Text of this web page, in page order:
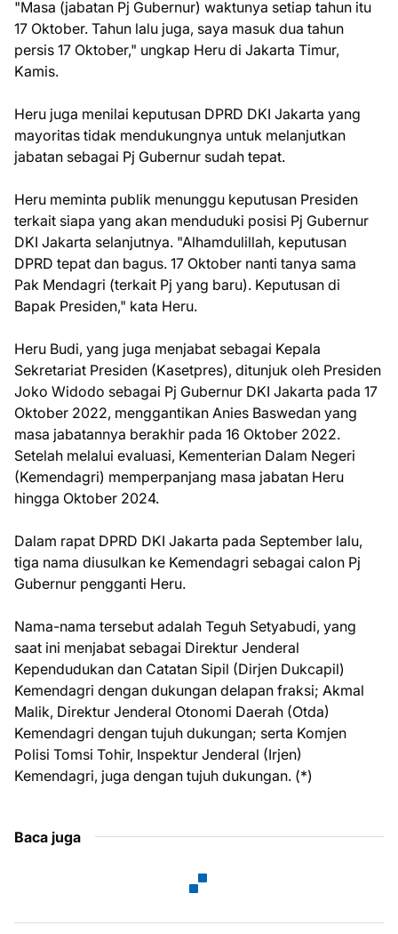
"Masa (jabatan Pj Gubernur) waktunya setiap tahun itu
17 Oktober. Tahun lalu juga, saya masuk dua tahun
persis 17 Oktober," ungkap Heru di Jakarta Timur,
Kamis.
Heru juga menilai keputusan DPRD DKI Jakarta yang
mayoritas tidak mendukungnya untuk melanjutkan
jabatan sebagai Pj Gubernur sudah tepat.
Heru meminta publik menunggu keputusan Presiden
terkait siapa yang akan menduduki posisi Pj Gubernur
DKI Jakarta selanjutnya. "Alhamdulillah, keputusan
DPRD tepat dan bagus. 17 Oktober nanti tanya sama
Pak Mendagri (terkait Pj yang baru). Keputusan di
Bapak Presiden," kata Heru.
Heru Budi, yang juga menjabat sebagai Kepala
Sekretariat Presiden (Kasetpres), ditunjuk oleh Presiden
Joko Widodo sebagai Pj Gubernur DKI Jakarta pada 17
Oktober 2022, menggantikan Anies Baswedan yang
masa jabatannya berakhir pada 16 Oktober 2022.
Setelah melalui evaluasi, Kementerian Dalam Negeri
(Kemendagri) memperpanjang masa jabatan Heru
hingga Oktober 2024.
Dalam rapat DPRD DKI Jakarta pada September lalu,
tiga nama diusulkan ke Kemendagri sebagai calon Pj
Gubernur pengganti Heru.
Nama-nama tersebut adalah Teguh Setyabudi, yang
saat ini menjabat sebagai Direktur Jenderal
Kependudukan dan Catatan Sipil (Dirjen Dukcapil)
Kemendagri dengan dukungan delapan fraksi; Akmal
Malik, Direktur Jenderal Otonomi Daerah (Otda)
Kemendagri dengan tujuh dukungan; serta Komjen
Polisi Tomsi Tohir, Inspektur Jenderal (Irjen)
Kemendagri, juga dengan tujuh dukungan. (*)
Baca juga